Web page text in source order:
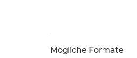
Mögliche Formate